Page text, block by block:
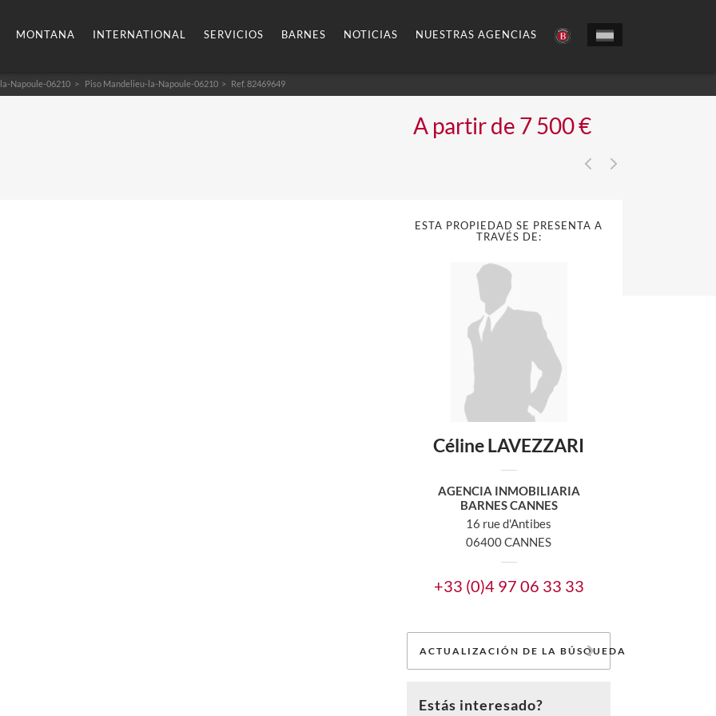
MONTANA INTERNATIONAL SERVICIOS BARNES NOTICIAS NUESTRAS AGENCIAS
Napoule-06210 Piso Mandelieu-la-Napoule-06210 > Ref. 82469649
A partir de 7 500 €
ESTA PROPIEDAD SE PRESENTA A
TRAVÉS DE:
Céline LAVEZZARI
AGENCIA INMOBILIARIA
BARNES CANNES
16 rue d'Antibes
06400 CANNES
+33 (0)4 97 06 33 33
ACTUALIZACIÓN DE LA BÚSQUEDA
Estás interesado?